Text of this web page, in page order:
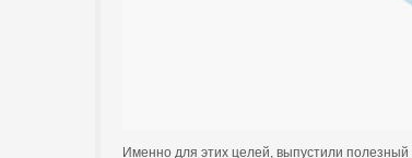
Именно для этих целей, выпустили полезный